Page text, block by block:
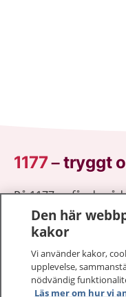
1177–tryggt
På 1177.se får du
sjukdomar och vilka
Logga in för att läsa
sjukvårdsrådgivning
1177 ger dig råd
Den här
kakor
Vi använder kakor,
upplevelse,
nödvändig
Läs mer om hur vi